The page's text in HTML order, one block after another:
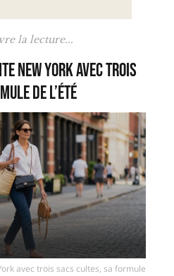
la lecture...
New York avec trois
de l’été
avec trois sacs cultes, sa formule